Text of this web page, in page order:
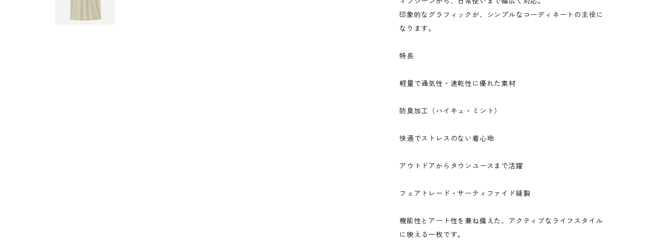
印象的なグラフィックが、シンプルなコーディネートの主役に
なります。
特長
軽量で通気性・速乾性に優れた素材
防臭加工（ハイキュ・ミント）
快適でストレスのない着心地
アウトドアからタウンユースまで活躍
フェアトレード・サーティファイド縫製
機能性とアート性を兼ね備えた、アクティブなライフスタイル
に映える一枚です。